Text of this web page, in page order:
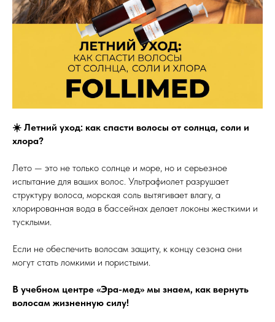
☀️ Летний уход: как спасти волосы от солнца, соли и
хлора?
Лето — это не только солнце и море, но и серьезное
испытание для ваших волос. Ультрафиолет разрушает
структуру волоса, морская соль вытягивает влагу, а
хлорированная вода в бассейнах делает локоны жесткими и
тусклыми.
Если не обеспечить волосам защиту, к концу сезона они
могут стать ломкими и пористыми.
В учебном центре «Эра-мед» мы знаем, как вернуть
волосам жизненную силу!